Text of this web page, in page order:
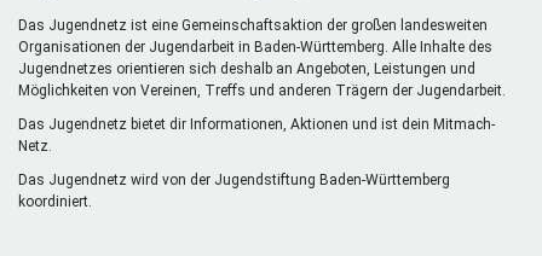
Mentoren & Projekte
Schule & Beruf
Demokratie & Beteiligung
Das Jugendnetz ist eine Gemeinschaftsaktion der großen landesweiten
Organisationen der Jugendarbeit in Baden-Württemberg. Alle Inhalte des
Jugendnetzes orientieren sich deshalb an Angeboten, Leistungen und
Möglichkeiten von Vereinen, Treffs und anderen Trägern der Jugendarbeit.
Das Jugendnetz bietet dir Informationen, Aktionen und ist dein Mitmach-
Netz.
Das Jugendnetz wird von der Jugendstiftung Baden-Württemberg
koordiniert.